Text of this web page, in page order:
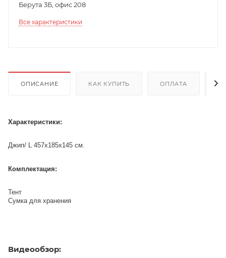
Берута 3Б, офис 208
Все характеристики
ОПИСАНИЕ КАК КУПИТЬ ОПЛАТА
Характеристики:
Джип/ L 457х185х145 см.
Комплектация:
Тент
Сумка для хранения
Видеообзор: